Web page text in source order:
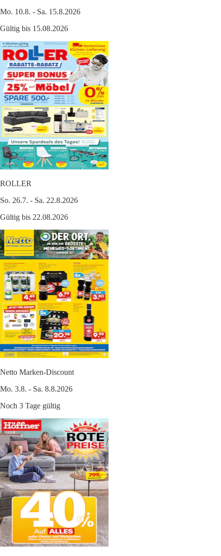
Mo. 10.8. - Sa. 15.8.2026
Gültig bis 15.08.2026
ROLLER
So. 26.7. - Sa. 22.8.2026
Gültig bis 22.08.2026
Netto Marken-Discount
Mo. 3.8. - Sa. 8.8.2026
Noch 3 Tage gültig